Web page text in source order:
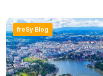
freSy Blog